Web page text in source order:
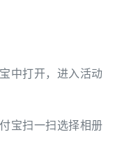
中打开，进入活动
宝扫一扫选择相册